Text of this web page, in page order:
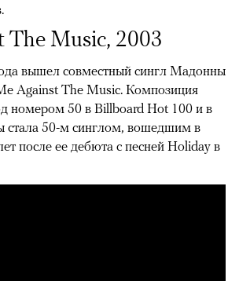
The Music, 2003
вышел совместный сингл Мадонны
Against The Music. Композиция
номером 50 в Billboard Hot 100 и в
стала 50-м синглом, вошедшим в
после ее дебюта с песней Holiday в